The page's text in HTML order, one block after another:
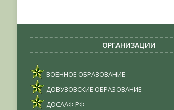
ОРГАНИЗАЦИИ
ВОЕННОЕ ОБРАЗОВАНИЕ
ДОВУЗОВСКИЕ ОБРАЗОВАНИЕ
ДОСААФ РФ